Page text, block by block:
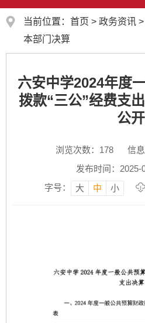
当前位置： 首页 > 政务资讯 >
本部门决算
六安中学2024年度
拨款“三公”经费支
公开
浏览次数： 178
信
发布时间：2025-
字号：
大 中 小